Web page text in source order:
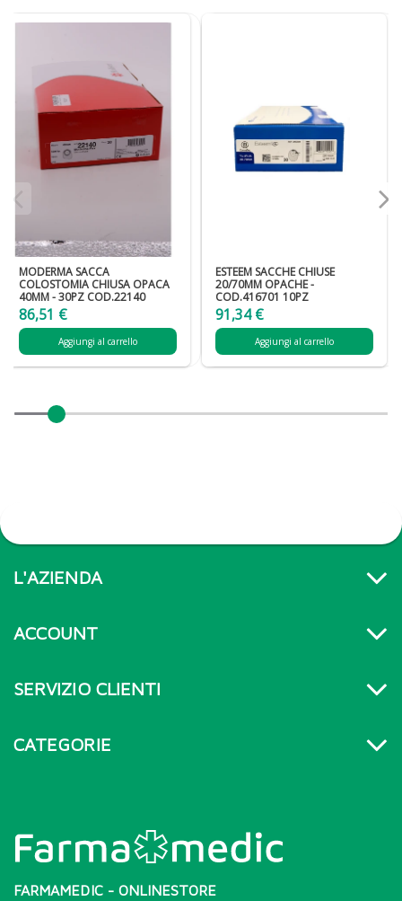
MODERMA SACCA
COLOSTOMIA CHIUSA OPACA
40MM - 30PZ COD.22140
86,51 €
Aggiungi al carrello
ESTEEM SACCHE CHIUSE
20/70MM OPACHE -
COD.416701 10PZ
91,34 €
Aggiungi al carrello
L'AZIENDA
ACCOUNT
SERVIZIO CLIENTI
CATEGORIE
FARMAMEDIC - ONLINESTORE